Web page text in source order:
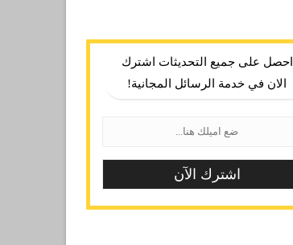
احصل على جميع التحديثات اشترك
الان في خدمة الرسائل المجانية!